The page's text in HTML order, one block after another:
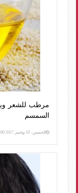
مرطب للشعر
السمسم
الخميس، 02 نوفمبر 2017 07:00 ص